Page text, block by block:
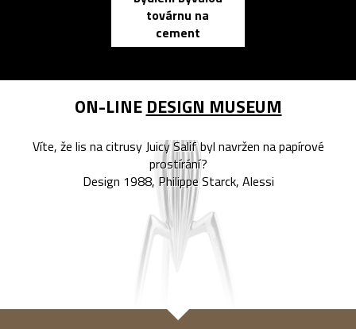
továrnu na
cement
ON-LINE DESIGN MUSEUM
Víte, že lis na citrusy Juicy Salif byl navržen na papírové
prostírání?
Design 1988, Philippe Starck, Alessi